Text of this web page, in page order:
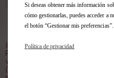
Imagen no contractual.
Plazo de entrega orientativo, a
venta.
(1) PVP Recomendado
Si deseas obtener más información
cómo gestionarlas, puedes acceder a
el botón “Gestionar mis preferencias”.
Política de privacidad